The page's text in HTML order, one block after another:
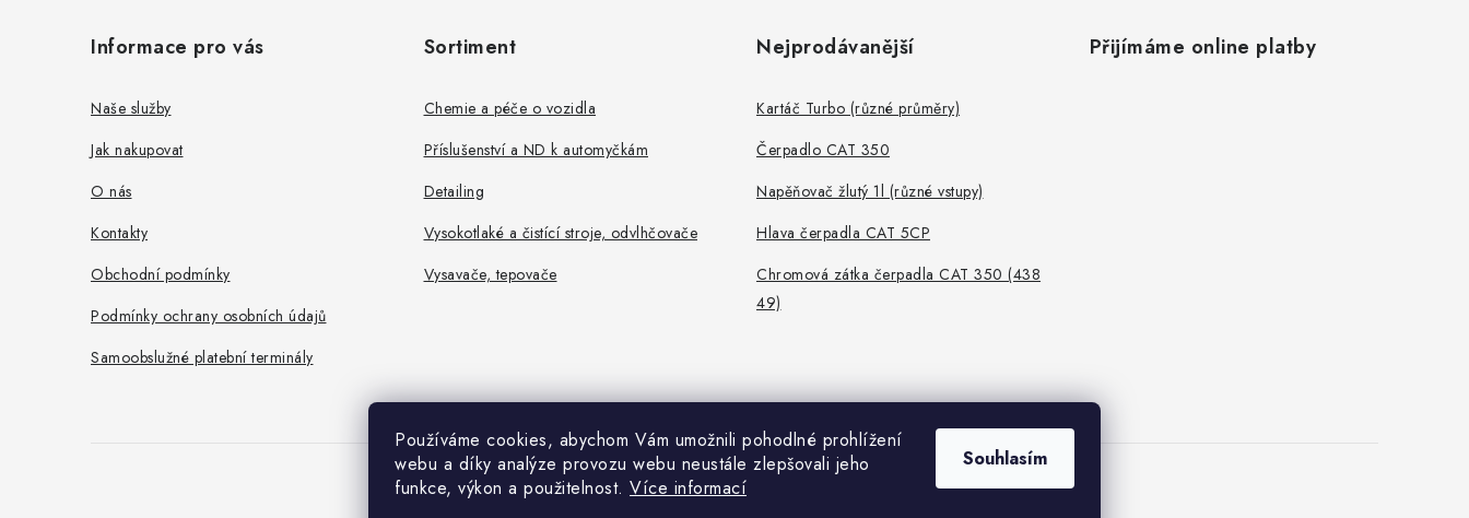
Používáme cookies, abychom Vám umožnili pohodlné prohlížení
webu a díky analýze provozu webu neustále zlepšovali jeho
funkce, výkon a použitelnost. Více informací
Souhlasím
Informace pro vás
Naše služby
Jak nakupovat
O nás
Kontakty
Obchodní podmínky
Podmínky ochrany osobních údajů
Samoobslužné platební terminály
Sortiment
Chemie a péče o vozidla
Příslušenství a ND k automyčkám
Detailing
Vysokotlaké a čistící stroje, odvlhčovače
Vysavače, tepovače
Nejprodávanější
Kartáč Turbo (různé průměry)
Čerpadlo CAT 350
Napěňovač žlutý 1l (různé vstupy)
Hlava čerpadla CAT 5CP
Chromová zátka čerpadla CAT 350 (438
49)
Přijímáme online platby
Copyright 2026Portofino. Všechna práva vyhrazena.